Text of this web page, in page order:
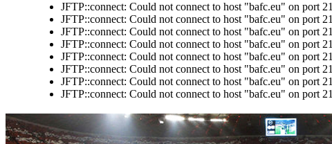
JFTP::connect: Could not connect to host "bafc.eu" on port 21
JFTP::connect: Could not connect to host "bafc.eu" on port 21
JFTP::connect: Could not connect to host "bafc.eu" on port 21
JFTP::connect: Could not connect to host "bafc.eu" on port 21
JFTP::connect: Could not connect to host "bafc.eu" on port 21
JFTP::connect: Could not connect to host "bafc.eu" on port 21
JFTP::connect: Could not connect to host "bafc.eu" on port 21
JFTP::connect: Could not connect to host "bafc.eu" on port 21